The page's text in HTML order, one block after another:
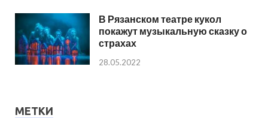
В Рязанском театре кукол
покажут музыкальную сказку о
страхах
28.05.2022
МЕТКИ